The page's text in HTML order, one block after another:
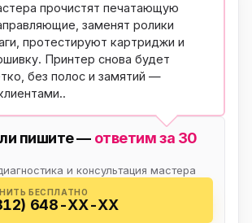
прочистят печатающую
заменят ролики
протестируют картриджи и
Принтер снова будет
без полос и замятий —
..
пишите — ответим за 30
и консультация мастера
БЕСПЛАТНО
648-XX-XX